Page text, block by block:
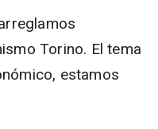
Torino. El tema
estamos